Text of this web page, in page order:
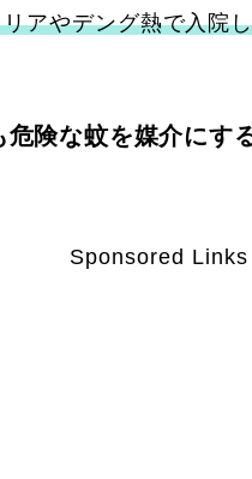
アやデング熱で入院
険な蚊を媒介にす
Sponsored Links